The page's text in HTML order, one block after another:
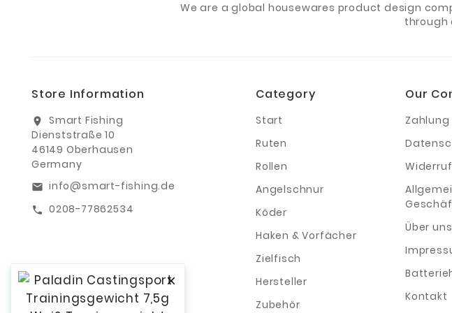

We are a global housewares product design
through
Store Information
location_on
Smart Fishing
Dienststraße 10
46149 Oberhausen
Germany
email info@smart-fishing.de
call 0208-77862534
Category
Start
Ruten
Rollen
Angelschnur
Köder
Haken & Vorfächer
Zielfisch
Hersteller
Zubehör
Our
Zahlung
Über uns
Kontakt